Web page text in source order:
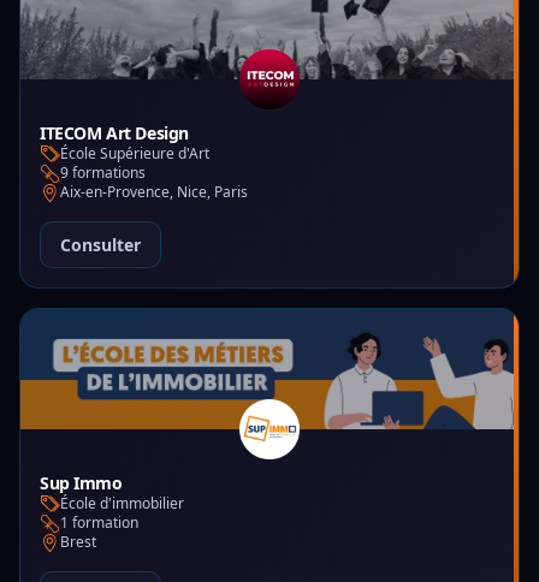
ITECOM Art Design
École Supérieure d'Art
9 formations
Aix-en-Provence, Nice, Paris
Consulter
Sup Immo
École d'immobilier
1 formation
Brest